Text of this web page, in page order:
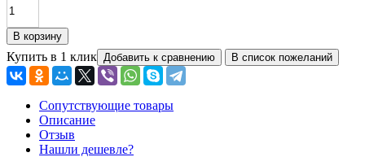
Купить в 1 клик
Сопутствующие товары
Описание
Отзыв
Нашли дешевле?